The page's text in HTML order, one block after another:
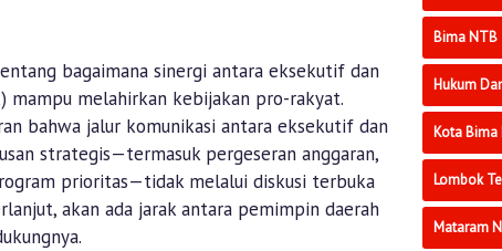
bagaimana sinergi antara eksekutif dan
melahirkan kebijakan pro-rakyat.
bahwa jalur komunikasi antara eksekutif dan
strategis—termasuk pergeseran anggaran,
prioritas—tidak melalui diskusi terbuka
akan ada jarak antara pemimpin daerah
Bima NTB
Hukum
Kota Bima
Lombok
Mataram